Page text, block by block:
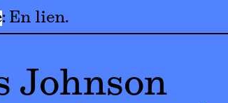
En lien
Johnson